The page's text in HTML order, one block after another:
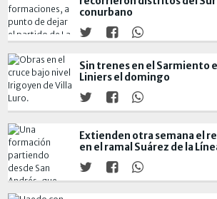
conurbano
Sin trenes en el Sarmiento
Liniers el domingo
Extienden otra semana el
en el ramal Suárez de la